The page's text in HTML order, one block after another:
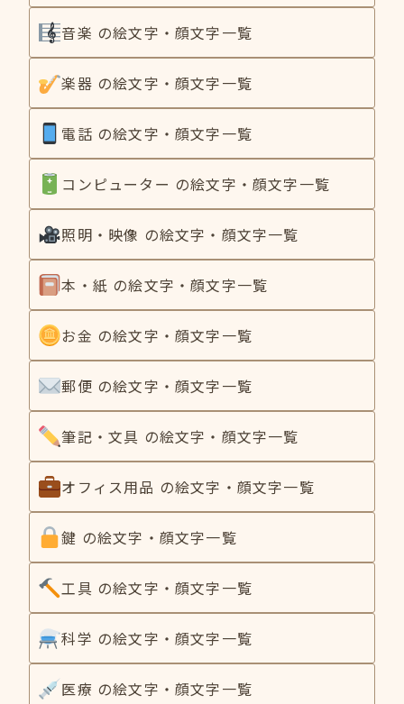
音楽 の絵文字・顔文字一覧
楽器 の絵文字・顔文字一覧
電話 の絵文字・顔文字一覧
コンピューター の絵文字・顔文字一覧
照明・映像 の絵文字・顔文字一覧
本・紙 の絵文字・顔文字一覧
お金 の絵文字・顔文字一覧
郵便 の絵文字・顔文字一覧
筆記・文具 の絵文字・顔文字一覧
オフィス用品 の絵文字・顔文字一覧
鍵 の絵文字・顔文字一覧
工具 の絵文字・顔文字一覧
科学 の絵文字・顔文字一覧
医療 の絵文字・顔文字一覧